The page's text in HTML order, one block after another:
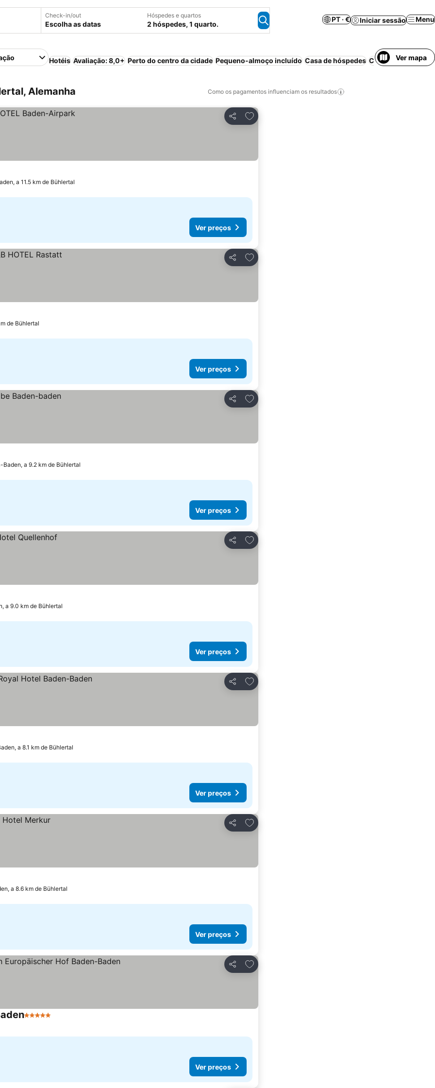
Check-in/out
Escolha as datas
Hóspedes e quartos
2 hóspedes, 1 quarto.
PT · € Iniciar sessão Menu
Hotéis Avaliação: 8,0+ Perto do centro da cidade Pequeno-almoço incluído Casa de hóspedes Casa de campo
Ver mapa
Alemanha Como os pagamentos influenciam os resultados
Partilhar
Adicionar aos favoritos
a 11.5 km de Bühlertal
Ver preços
Partilhar
Adicionar aos favoritos
de Bühlertal
Ver preços
Partilhar
Adicionar aos favoritos
Baden, a 9.2 km de Bühlertal
Ver preços
Partilhar
Adicionar aos favoritos
a 9.0 km de Bühlertal
Ver preços
Partilhar
Adicionar aos favoritos
a 8.1 km de Bühlertal
Ver preços
Partilhar
Adicionar aos favoritos
a 8.6 km de Bühlertal
Ver preços
Partilhar
Adicionar aos favoritos
5 Estrelas
Ver preços